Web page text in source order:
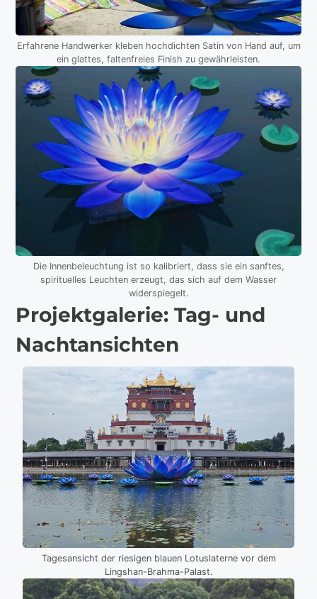
Erfahrene Handwerker kleben hochdichten Satin von Hand auf, um
ein glattes, faltenfreies Finish zu gewährleisten.
Die Innenbeleuchtung ist so kalibriert, dass sie ein sanftes,
spirituelles Leuchten erzeugt, das sich auf dem Wasser
widerspiegelt.
Projektgalerie: Tag- und
Nachtansichten
Tagesansicht der riesigen blauen Lotuslaterne vor dem
Lingshan-Brahma-Palast.